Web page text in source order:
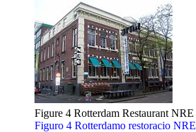
Figure 4 Rotterdam Restaurant NRE
Figuro 4 Rotterdamo restoracio NRE